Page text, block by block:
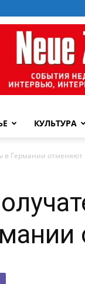
КУЛЬТУРА
в Германии отменяют